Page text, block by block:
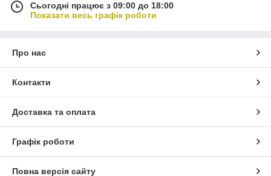
Сьогодні працює з 09:00 до 18:00
Показати весь графік роботи
Про нас
Контакти
Доставка та оплата
Графік роботи
Повна версія сайту